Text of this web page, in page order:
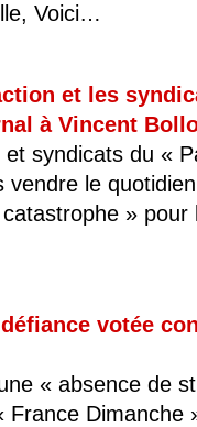
Voici…
et les
à Vincent
syndicats du «
vendre le
» pour
votée
« absence de
France Dimanche